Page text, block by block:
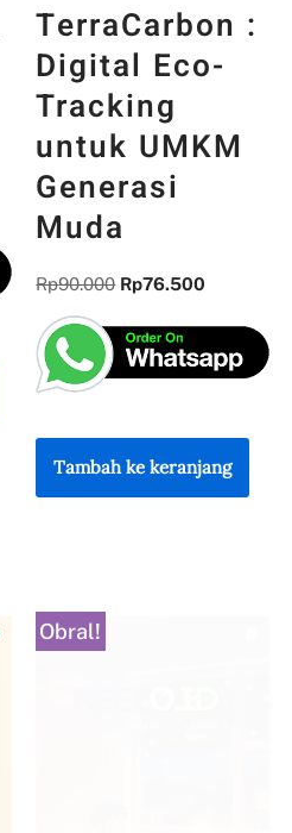
TerraCarbon :
Digital Eco-
Tracking
untuk UMKM
Generasi
Muda
Rp90.000 Rp76.500
Tambah ke keranjang
Obral!